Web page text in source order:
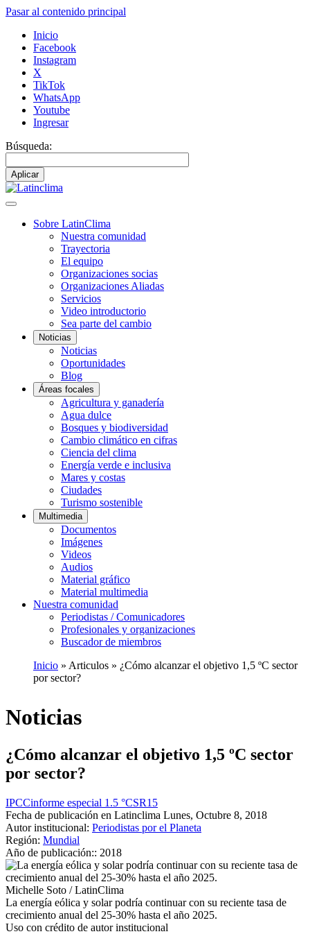
Pasar al contenido principal
Inicio
Facebook
Instagram
X
TikTok
WhatsApp
Youtube
Ingresar
Búsqueda:
Navegación
Sobre LatinClima
Nuestra comunidad
Trayectoria
El equipo
Organizaciones socias
Organizaciones Aliadas
Servicios
Video introductorio
Sea parte del cambio
Noticias
Noticias
Oportunidades
Blog
Áreas focales
Agricultura y ganadería
Agua dulce
Bosques y biodiversidad
Cambio climático en cifras
Ciencia del clima
Energía verde e inclusiva
Mares y costas
Ciudades
Turismo sostenible
Multimedia
Documentos
Imágenes
Videos
Audios
Material gráfico
Material multimedia
Nuestra comunidad
Periodistas / Comunicadores
Profesionales y organizaciones
Buscador de miembros
Ruta
navegación
Inicio Articulos
¿Cómo alcanzar el objetivo 1,5 ºC sector
por sector?
Noticias
¿Cómo alcanzar el objetivo 1,5 ºC sector
por sector?
IPCCinforme especial 1.5 °CSR15
Fecha de publicación en Latinclima Lunes, Octubre 8, 2018
Autor institucional: Periodistas por el Planeta
Región: Mundial
Año de publicación:: 2018
Michelle Soto / LatinClima
La energía eólica y solar podría continuar con su reciente tasa de
crecimiento anual del 25-30% hasta el año 2025.
Uso con crédito de autor institucional